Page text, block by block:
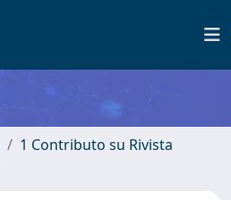
1 Contributo su Rivista